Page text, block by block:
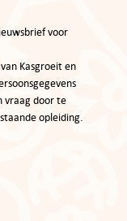
voor
Kasgroeit en
vraag door te
opleiding.